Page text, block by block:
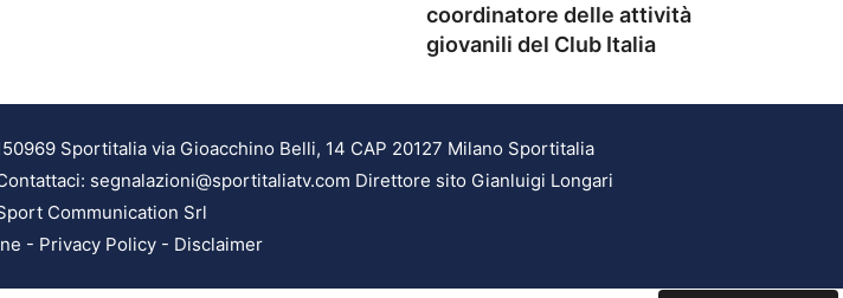
coordinatore delle attività
giovanili del Club Italia
Sportitalia via Gioacchino Belli, 14 CAP 20127 Milano Sportitalia
segnalazioni@sportitaliatv.com Direttore sito Gianluigi Longari
Communication Srl
- Privacy Policy - Disclaimer